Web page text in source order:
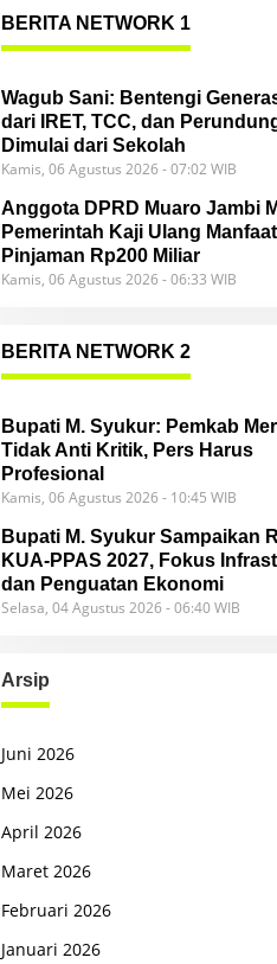
BERITA NETWORK 1
Wagub Sani: Bentengi
dari IRET, TCC, dan
Dimulai dari Sekolah
Kamis, 06 Agustus 2026 - 07:02 WIB
Anggota DPRD Muaro Jambi
Pemerintah Kaji Ulang Manfaat
Pinjaman Rp200 Miliar
Kamis, 06 Agustus 2026 - 06:33 WIB
BERITA NETWORK 2
Bupati M. Syukur: Pemkab
Tidak Anti Kritik, Pers Harus
Profesional
Kamis, 06 Agustus 2026 - 10:45 WIB
Bupati M. Syukur Sampaikan
KUA-PPAS 2027, Fokus
dan Penguatan Ekonomi
Selasa, 04 Agustus 2026 - 06:40 WIB
Arsip
Juni 2026
Mei 2026
April 2026
Maret 2026
Februari 2026
Januari 2026